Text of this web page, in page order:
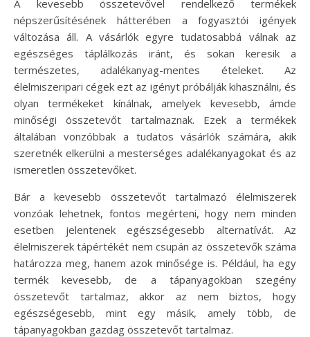
A kevesebb összetevővel rendelkező termékek
népszerűsítésének hátterében a fogyasztói igények
változása áll. A vásárlók egyre tudatosabbá válnak az
egészséges táplálkozás iránt, és sokan keresik a
természetes, adalékanyag-mentes ételeket. Az
élelmiszeripari cégek ezt az igényt próbálják kihasználni, és
olyan termékeket kínálnak, amelyek kevesebb, ámde
minőségi összetevőt tartalmaznak. Ezek a termékek
általában vonzóbbak a tudatos vásárlók számára, akik
szeretnék elkerülni a mesterséges adalékanyagokat és az
ismeretlen összetevőket.
Bár a kevesebb összetevőt tartalmazó élelmiszerek
vonzóak lehetnek, fontos megérteni, hogy nem minden
esetben jelentenek egészségesebb alternatívát. Az
élelmiszerek tápértékét nem csupán az összetevők száma
határozza meg, hanem azok minősége is. Például, ha egy
termék kevesebb, de a tápanyagokban szegény
összetevőt tartalmaz, akkor az nem biztos, hogy
egészségesebb, mint egy másik, amely több, de
tápanyagokban gazdag összetevőt tartalmaz.